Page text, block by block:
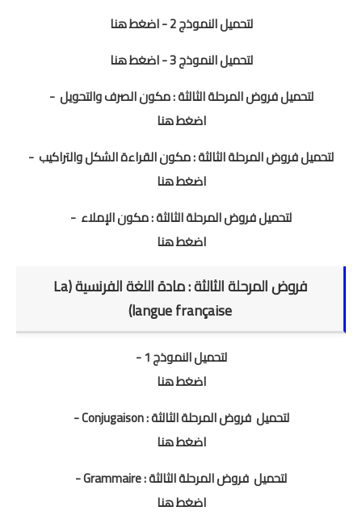
لتحميل النموذج 2 - اضغط هنا
لتحميل النموذج 3 - اضغط هنا
لتحميل فروض المرحلة الثالثة : مكون الصرف والتحويل -
اضغط هنا
لتحميل فروض المرحلة الثالثة : مكون القراءة الشكل والتراكيب -
اضغط هنا
لتحميل فروض المرحلة الثالثة : مكون الإملاء -
اضغط هنا
فروض المرحلة الثالثة : مادة اللغة الفرنسية (La
langue française)
لتحميل النموذج 1 -
اضغط هنا
لتحميل فروض المرحلة الثالثة : Conjugaison
-
اضغط هنا
لتحميل فروض المرحلة الثالثة : Grammaire
-
اضغط هنا